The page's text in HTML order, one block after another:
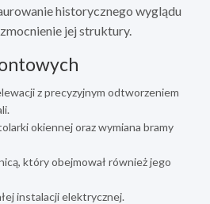
historycznego wyglądu
jej struktury.
z precyzyjnym odtworzeniem
okiennej oraz wymiana bramy
który obejmował również jego
instalacji elektrycznej.